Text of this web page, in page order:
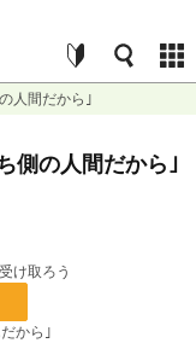
人間だから｣
側の人間だから｣
け取ろう
から｣